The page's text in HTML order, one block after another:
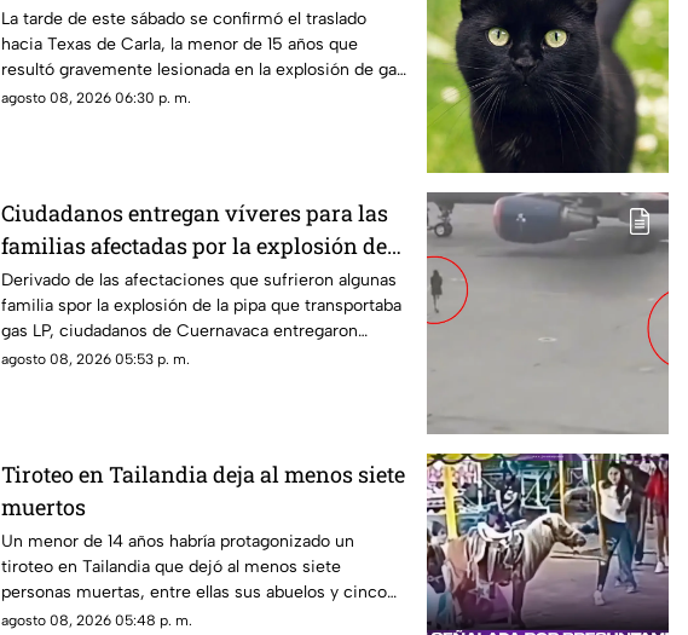
en la explosión de gas LP en
Cuernavaca
La tarde de este sábado se confirmó el traslado
hacia Texas de Carla, la menor de 15 años que
resultó gravemente lesionada en la explosión de gas
en Cuernavaca.
agosto 08, 2026 06:30 p. m.
Ciudadanos entregan víveres para las
familias afectadas por la explosión de
pipa en Cuernavaca
Derivado de las afectaciones que sufrieron algunas
familia spor la explosión de la pipa que transportaba
gas LP, ciudadanos de Cuernavaca entregaron
víveres en la zona.
agosto 08, 2026 05:53 p. m.
Tiroteo en Tailandia deja al menos siete
muertos
Un menor de 14 años habría protagonizado un
tiroteo en Tailandia que dejó al menos siete
personas muertas, entre ellas sus abuelos y cinco
personas en una escuela.
agosto 08, 2026 05:48 p. m.